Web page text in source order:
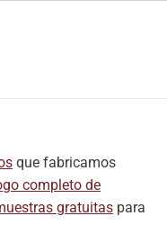
que fabricamos
completo de
gratuitas para